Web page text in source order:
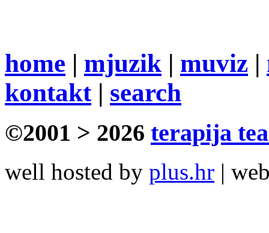
home | mjuzik | muviz |
kontakt| search
©2001 > 2026 terapija
well hosted by plus.hr |